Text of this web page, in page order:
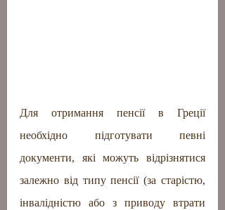
Для отримання пенсії в Греції
необхідно підготувати певні
документи, які можуть відрізнятися
залежно від типу пенсії (за старістю,
інвалідністю або з приводу втрати